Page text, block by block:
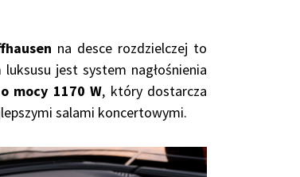
na desce rozdzielczej to
jest system nagłośnienia
mocy 1170 W, który dostarcza
salami koncertowymi.